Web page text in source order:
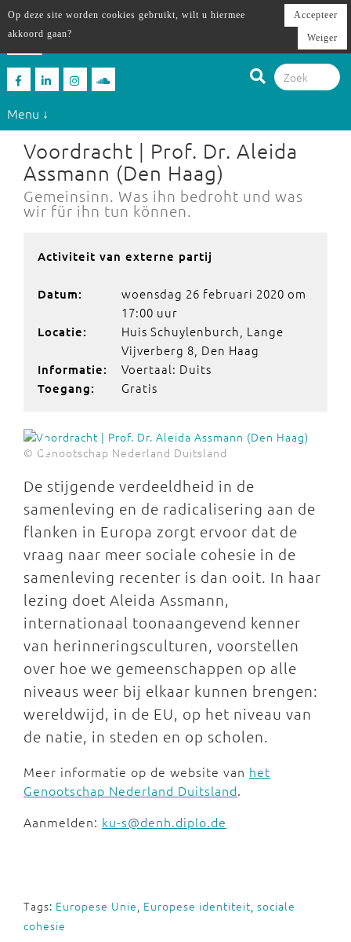
Menu ↓
Voordracht | Prof. Dr. Aleida
Assmann (Den Haag)
Gemeinsinn. Was ihn bedroht und was
wir für ihn tun können.
Activiteit van externe partij
Datum:
woensdag 26 februari 2020 om
17:00 uur
Locatie:
Huis Schuylenburch, Lange
Vijverberg 8, Den Haag
Informatie: Voertaal: Duits
Toegang: Gratis
© Genootschap Nederland Duitsland
De stijgende verdeeldheid in de
samenleving en de radicalisering aan de
flanken in Europa zorgt ervoor dat de
vraag naar meer sociale cohesie in de
samenleving recenter is dan ooit. In haar
lezing doet Aleida Assmann,
internationaal toonaangevend kenner
van herinneringsculturen, voorstellen
over hoe we gemeenschappen op alle
niveaus weer bij elkaar kunnen brengen:
wereldwijd, in de EU, op het niveau van
de natie, in steden en op scholen.
Meer informatie op de website van het
Genootschap Nederland Duitsland.
Aanmelden: ku-s@denh.diplo.de
Tags: Europese Unie, Europese identiteit, sociale
cohesie
Op deze site worden cookies gebruikt, wilt u hiermee
akkoord gaan?
Accepteer
Weiger